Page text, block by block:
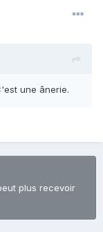
une ânerie.
plus recevoir